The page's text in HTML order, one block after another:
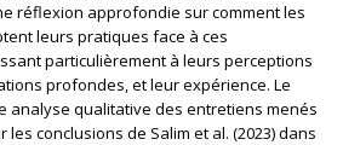
réflexion approfondie sur comment les
leurs pratiques face à ces
particulièrement à leurs perceptions
profondes, et leur expérience. Le
analyse qualitative des entretiens menés
les conclusions de Salim et al. (2023) dans